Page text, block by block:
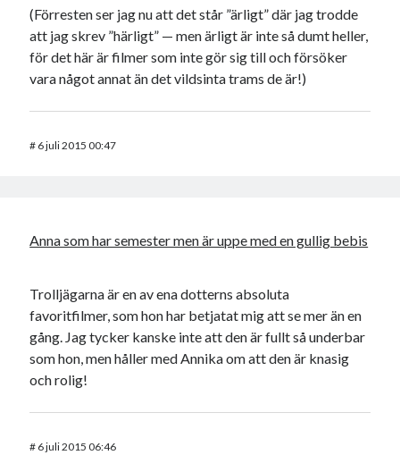
(Förresten ser jag nu att det står ”ärligt” där jag trodde
att jag skrev ”härligt” — men ärligt är inte så dumt heller,
för det här är filmer som inte gör sig till och försöker
vara något annat än det vildsinta trams de är!)
# 6 juli 2015 00:47
Anna som har semester men är uppe med en gullig bebis
Trolljägarna är en av ena dotterns absoluta
favoritfilmer, som hon har betjatat mig att se mer än en
gång. Jag tycker kanske inte att den är fullt så underbar
som hon, men håller med Annika om att den är knasig
och rolig!
# 6 juli 2015 06:46